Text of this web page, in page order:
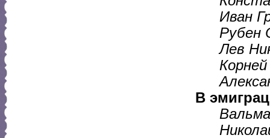
Иван
Рубен
Лев
Корней
В